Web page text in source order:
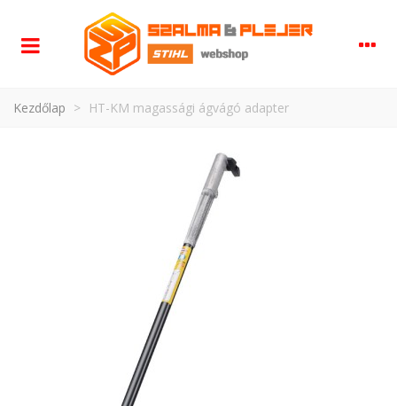
Kezdőlap > HT-KM magassági ágvágó adapter